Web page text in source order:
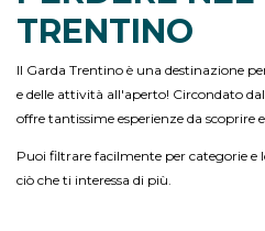
TRENTINO
Il Garda Trentino è una destinazione
e delle attività all'aperto! Circondato
offre tantissime esperienze da scoprire
Puoi filtrare facilmente per categorie
ciò che ti interessa di più.